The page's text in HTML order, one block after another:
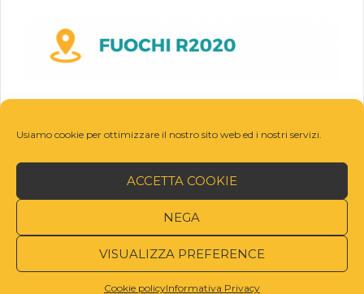
Usiamo cookie per ottimizzare il nostro sito web ed i nostri servizi.
ACCETTA COOKIE
NEGA
VISUALIZZA PREFERENCE
Cookie policyInformativa Privacy